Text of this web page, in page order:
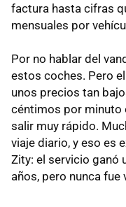
factura hasta cifras
mensuales por
Por no hablar del
estos coches. Pero
unos precios tan
céntimos por minuto
salir muy rápido.
viaje diario, y eso es
Zity: el servicio ganó
años, pero nunca fue